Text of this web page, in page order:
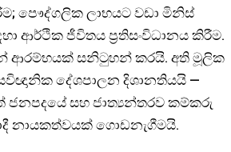
පෞද්ගලික ලාභයට වඩා මිනිස්
ආර්ථික ජීවිතය ප්‍රතිසංවිධානය කිරීම.
ආරම්භයක් සනිටුහන් කරයි. අති මූලික
දේශපාලන දිශානතියයි —
ජනපදයේ සහ ජාත්‍යන්තරව කම්කරු
නායකත්වයක් ගොඩනැගීමයි.